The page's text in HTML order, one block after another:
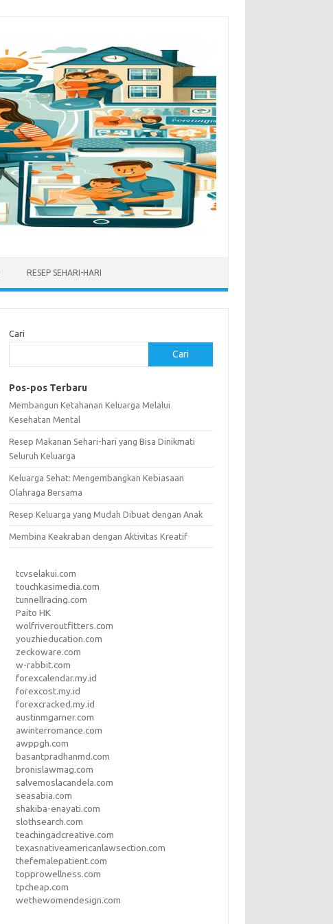
RESEP SEHARI-HARI
Cari
Cari
Pos-pos Terbaru
Membangun Ketahanan Keluarga Melalui
Kesehatan Mental
Resep Makanan Sehari-hari yang Bisa Dinikmati
Seluruh Keluarga
Keluarga Sehat: Mengembangkan Kebiasaan
Olahraga Bersama
Resep Keluarga yang Mudah Dibuat dengan Anak
Membina Keakraban dengan Aktivitas Kreatif
tcvselakui.com
touchkasimedia.com
tunnellracing.com
Paito HK
wolfriveroutfitters.com
youzhieducation.com
zeckoware.com
w-rabbit.com
forexcalendar.my.id
forexcost.my.id
forexcracked.my.id
austinmgarner.com
awinterromance.com
awppgh.com
basantpradhanmd.com
bronislawmag.com
salvemoslacandela.com
seasabia.com
shakiba-enayati.com
slothsearch.com
teachingadcreative.com
texasnativeamericanlawsection.com
thefemalepatient.com
topprowellness.com
tpcheap.com
wethewomendesign.com